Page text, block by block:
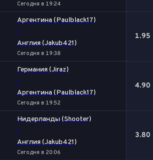
Сегодня в 19:24
Аргентина (Paulblack17)
-
Англия (Jakub421)
Сегодня в 19:38
1.95
Германия (Jiraz)
-
Аргентина (Paulblack17)
Сегодня в 19:52
4.90
Нидерланды (Shooter)
-
Англия (Jakub421)
Сегодня в 20:06
3.80